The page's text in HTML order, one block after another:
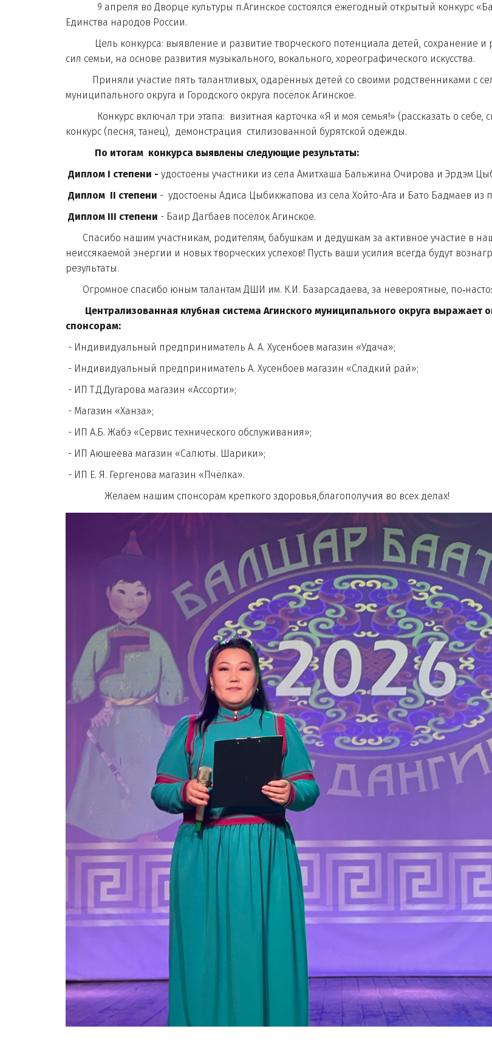
9 апреля во Дворце культуры п.Агинское состоялся ежегодный открытый конкурс
Единства народов России.
Цель конкурса: выявление и развитие творческого потенциала детей, сохранение и
сил семьи, на основе развития музыкального, вокального, хореографического искусства.
Приняли участие пять талантливых, одарённых детей со своими родственниками с
муниципального округа и Городского округа посёлок Агинское.
Конкурс включал три этапа: визитная карточка «Я и моя семья!» (рассказать о себе,
конкурс (песня, танец), демонстрация стилизованной бурятской одежды.
По итогам конкурса выявлены следующие результаты:
Диплом I степени - удостоены участники из села Амитхаша Бальжина Очирова и Эрдэм
Диплом II степени - удостоены Адиса Цыбикжапова из села Хойто-Ага и Бато Бадмаев из
Диплом III степени - Баир Дагбаев посёлок Агинское.
Спасибо нашим участникам, родителям, бабушкам и дедушкам за активное участие в
неиссякаемой энергии и новых творческих успехов! Пусть ваши усилия всегда будут
результаты.
Огромное спасибо юным талантам ДШИ им. К.И. Базарсадаева, за невероятные,
Централизованная клубная система Агинского муниципального округа
спонсорам:
- Индивидуальный предприниматель А. А. Хусенбоев магазин «Удача»;
- Индивидуальный предприниматель А. Хусенбоев магазин «Сладкий рай»;
- ИП Т.Д.Дугарова магазин «Ассорти»;
- Магазин «Ханза»;
- ИП А.Б. Жабэ «Сервис технического обслуживания»;
- ИП Аюшеева магазин «Салюты. Шарики»;
- ИП Е. Я. Гергенова магазин «Пчёлка».
Желаем нашим спонсорам крепкого здоровья,благополучия во всех делах!